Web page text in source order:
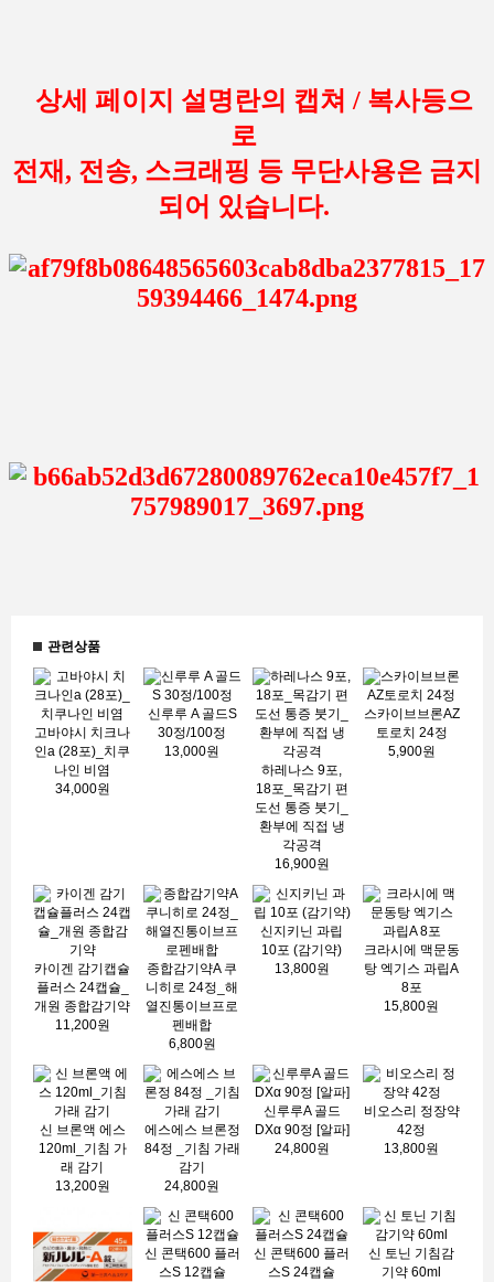
상세 페이지 설명란의 캡쳐 / 복사등으
로
전재, 전송, 스크래핑 등 무단사용은 금지
되어 있습니다.
관련상품
고바야시 치크나
인a (28포)_치쿠
나인 비염
34,000원
신루루 A 골드S
30정/100정
13,000원
하레나스 9포,
18포_목감기 편
도선 통증 붓기_
환부에 직접 냉
각공격
16,900원
스카이브브론AZ
토로치 24정
5,900원
카이겐 감기캡슐
플러스 24캡슐_
개원 종합감기약
11,200원
종합감기약A 쿠
니히로 24정_해
열진통이브프로
펜배합
6,800원
신지키닌 과립
10포 (감기약)
13,800원
크라시에 맥문동
탕 엑기스 과립A
8포
15,800원
신 브론액 에스
120ml_기침 가
래 감기
13,200원
에스에스 브론정
84정 _기침 가래
감기
24,800원
신루루A 골드
DXα 90정 [알파]
24,800원
비오스리 정장약
42정
13,800원
신 콘택600 플러
스S 12캡슐
신 콘택600 플러
스S 24캡슐
신 토닌 기침감
기약 60ml